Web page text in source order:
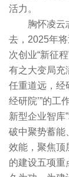
活力。
胸怀凌云
去，2025年
次创业“新征
有之大变局充
任重道远，经
经研院’”的工
新型企业智库
破中聚势蓄能
效能，聚焦顶
的建设五项重